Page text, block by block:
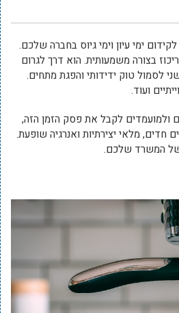
ימי עיון וימי גיוס בחברה שלכם.
בצורה משמעותית. הוא דרך לגרום
לסמול טוק ידידותי והפגת מתחים.
ועוד.
לקבל את פסק הזמן הזה,
חדים, מלאי יצירתיות ואנרגיה שופעת.
של המשרד שלכם.